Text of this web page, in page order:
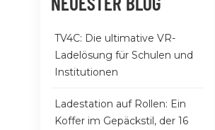
TV4C: Die ultimative VR-
Ladelösung für Schulen und
Institutionen
Ladestation auf Rollen: Ein
Koffer im Gepäckstil, der 16